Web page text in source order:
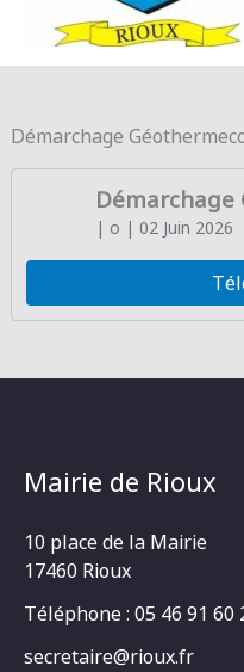
Démarchage
Démarchage
| o | 02 Juin 2026
Mairie de Rioux
10 place de la Mairie
17460 Rioux
Téléphone : 05 46 91 60
secretaire@rioux.fr